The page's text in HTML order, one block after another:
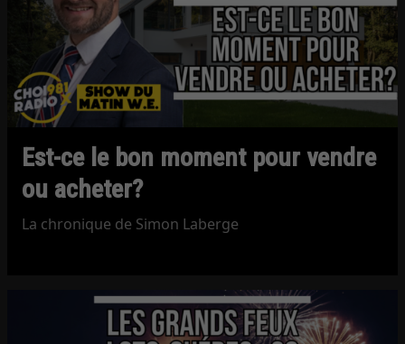
Est-ce le bon moment pour vendre
ou acheter?
La chronique de Simon Laberge